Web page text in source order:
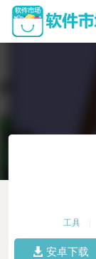
工具
安卓下载